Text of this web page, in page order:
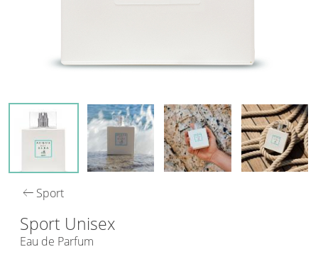
arrow_left_alt Sport
Sport Unisex
Eau de Parfum